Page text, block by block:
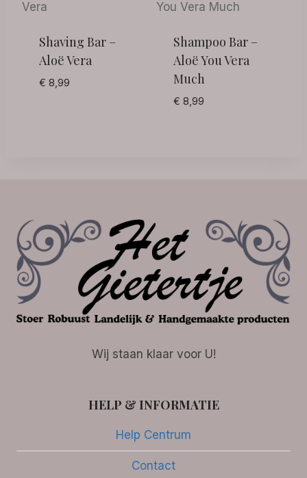
Shaving Bar –
Aloë Vera
€ 8,99
Shampoo Bar –
Aloë You Vera
Much
€ 8,99
Wij staan klaar voor U!
HELP & INFORMATIE
Help Centrum
Contact